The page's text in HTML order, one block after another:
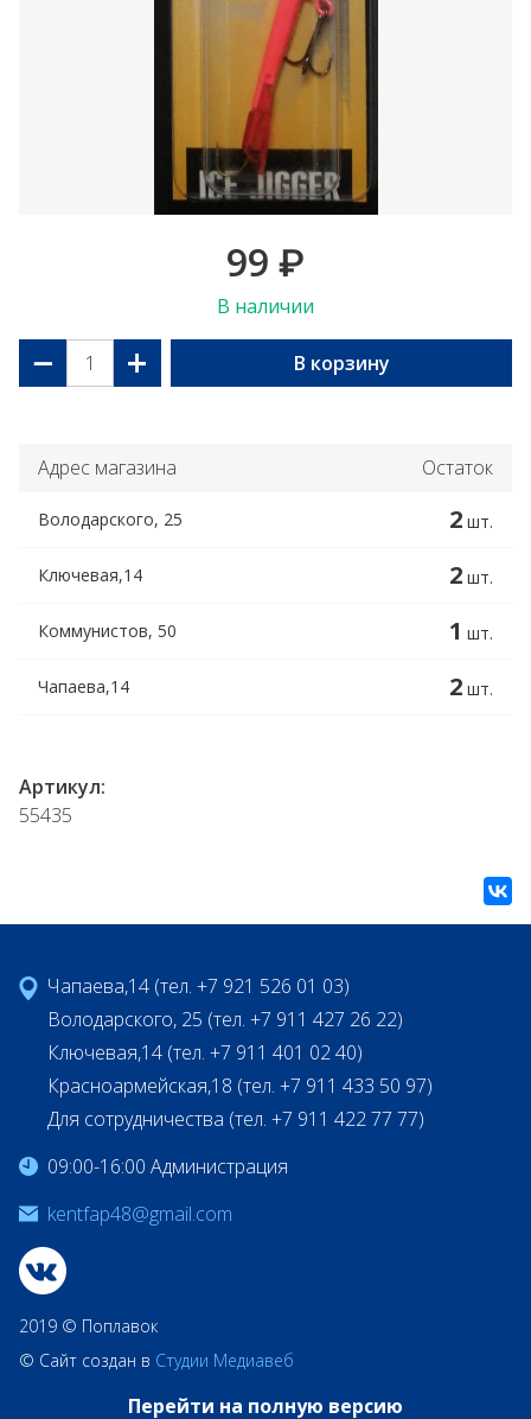
99 ₽
В наличии
− + В корзину
Адрес магазина Остаток
Володарского, 25 2 шт.
Ключевая,14 2 шт.
Коммунистов, 50 1 шт.
Чапаева,14 2 шт.
Артикул:
55435
Чапаева,14 (тел. +7 921 526 01 03)
Володарского, 25 (тел. +7 911 427 26 22)
Ключевая,14 (тел. +7 911 401 02 40)
Красноармейская,18 (тел. +7 911 433 50 97)
Для сотрудничества (тел. +7 911 422 77 77)
09:00-16:00 Администрация
kentfap48@gmail.com
2019 © Поплавок
© Сайт создан в Студии Медиавеб
Перейти на полную версию